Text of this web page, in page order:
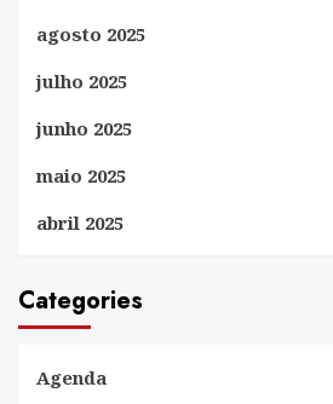
agosto 2025
julho 2025
junho 2025
maio 2025
abril 2025
Categories
Agenda